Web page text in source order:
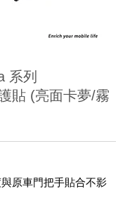
系列
貼 (亮面卡夢/霧
原車門把手貼合不影